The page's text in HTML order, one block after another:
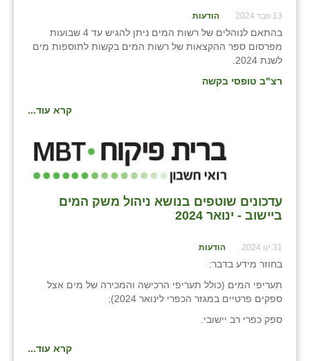
13 פבר 2024 הודעות
בהתאם לנוהלים של רשות המים ניתן להגיש עד 4 שבועות
מפרסום ספר ההקצאות של רשות המים בקשות לתוספות מים
לשנת 2024.
רצ"ב טופסי בקשה
קרא עוד...
עדכונים שוטפים בנושא ניהול משק המים
ביישוב - ינואר 2024
31 ינו 2024 הודעות
בחוזר מידע בדבר:
תעריפי המים (כולל תעריפי הרכישה והמכירה של מים אצל
ספקים פרטיים במגזר הכפרי לינואר 2024);
ספק כפרי רב יישובי.
קרא עוד...